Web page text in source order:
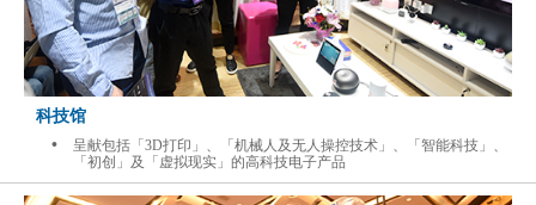
科技馆
•
呈献包括「3D打印」、「机械人及无人操控技术」、「智能科技」、
「初创」及「虚拟现实」的高科技电子产品